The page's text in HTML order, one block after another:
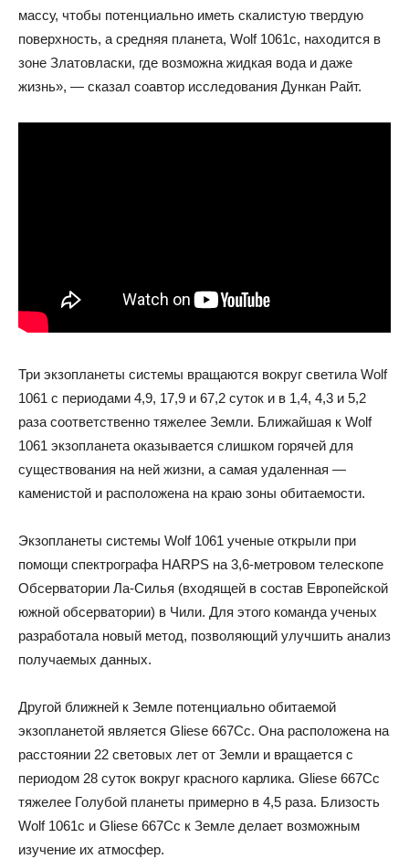
массу, чтобы потенциально иметь скалистую твердую
поверхность, а средняя планета, Wolf 1061c, находится в
зоне Златовласки, где возможна жидкая вода и даже
жизнь», — сказал соавтор исследования Дункан Райт.
Три экзопланеты системы вращаются вокруг светила Wolf
1061 с периодами 4,9, 17,9 и 67,2 суток и в 1,4, 4,3 и 5,2
раза соответственно тяжелее Земли. Ближайшая к Wolf
1061 экзопланета оказывается слишком горячей для
существования на ней жизни, а самая удаленная —
каменистой и расположена на краю зоны обитаемости.
Экзопланеты системы Wolf 1061 ученые открыли при
помощи спектрографа HARPS на 3,6-метровом телескопе
Обсерватории Ла-Силья (входящей в состав Европейской
южной обсерватории) в Чили. Для этого команда ученых
разработала новый метод, позволяющий улучшить анализ
получаемых данных.
Другой ближней к Земле потенциально обитаемой
экзопланетой является Gliese 667Cc. Она расположена на
расстоянии 22 световых лет от Земли и вращается с
периодом 28 суток вокруг красного карлика. Gliese 667Cc
тяжелее Голубой планеты примерно в 4,5 раза. Близость
Wolf 1061c и Gliese 667Cc к Земле делает возможным
изучение их атмосфер.